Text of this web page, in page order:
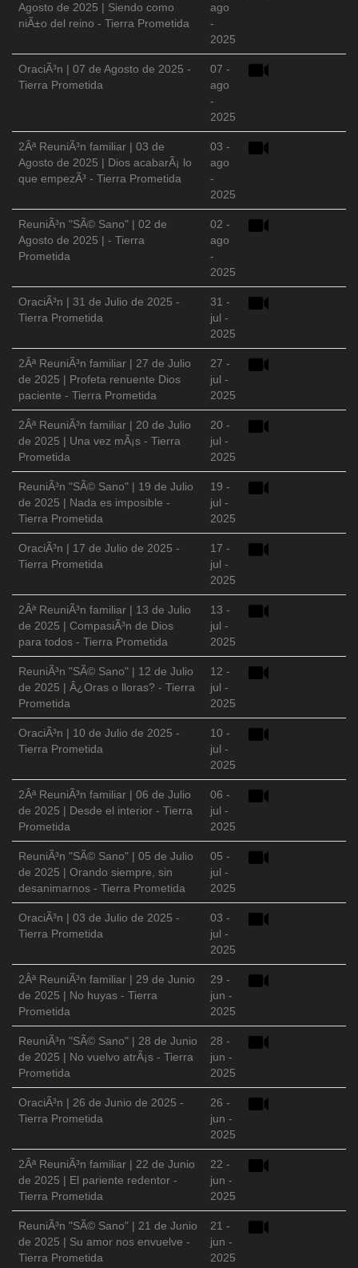
Agosto de 2025 | Siendo como
niÃ±o del reino - Tierra Prometida
ago
-
2025
OraciÃ³n | 07 de Agosto de 2025 -
Tierra Prometida
07 -
ago
-
2025
2Âª ReuniÃ³n familiar | 03 de
Agosto de 2025 | Dios acabarÃ¡ lo
que empezÃ³ - Tierra Prometida
03 -
ago
-
2025
ReuniÃ³n "SÃ© Sano" | 02 de
Agosto de 2025 | - Tierra
Prometida
02 -
ago
-
2025
OraciÃ³n | 31 de Julio de 2025 -
Tierra Prometida
31 -
jul -
2025
2Âª ReuniÃ³n familiar | 27 de Julio
de 2025 | Profeta renuente Dios
paciente - Tierra Prometida
27 -
jul -
2025
2Âª ReuniÃ³n familiar | 20 de Julio
de 2025 | Una vez mÃ¡s - Tierra
Prometida
20 -
jul -
2025
ReuniÃ³n "SÃ© Sano" | 19 de Julio
de 2025 | Nada es imposible -
Tierra Prometida
19 -
jul -
2025
OraciÃ³n | 17 de Julio de 2025 -
Tierra Prometida
17 -
jul -
2025
2Âª ReuniÃ³n familiar | 13 de Julio
de 2025 | CompasiÃ³n de Dios
para todos - Tierra Prometida
13 -
jul -
2025
ReuniÃ³n "SÃ© Sano" | 12 de Julio
de 2025 | Â¿Oras o lloras? - Tierra
Prometida
12 -
jul -
2025
OraciÃ³n | 10 de Julio de 2025 -
Tierra Prometida
10 -
jul -
2025
2Âª ReuniÃ³n familiar | 06 de Julio
de 2025 | Desde el interior - Tierra
Prometida
06 -
jul -
2025
ReuniÃ³n "SÃ© Sano" | 05 de Julio
de 2025 | Orando siempre, sin
desanimarnos - Tierra Prometida
05 -
jul -
2025
OraciÃ³n | 03 de Julio de 2025 -
Tierra Prometida
03 -
jul -
2025
2Âª ReuniÃ³n familiar | 29 de Junio
de 2025 | No huyas - Tierra
Prometida
29 -
jun -
2025
ReuniÃ³n "SÃ© Sano" | 28 de Junio
de 2025 | No vuelvo atrÃ¡s - Tierra
Prometida
28 -
jun -
2025
OraciÃ³n | 26 de Junio de 2025 -
Tierra Prometida
26 -
jun -
2025
2Âª ReuniÃ³n familiar | 22 de Junio
de 2025 | El pariente redentor -
Tierra Prometida
22 -
jun -
2025
ReuniÃ³n "SÃ© Sano" | 21 de Junio
de 2025 | Su amor nos envuelve -
Tierra Prometida
21 -
jun -
2025